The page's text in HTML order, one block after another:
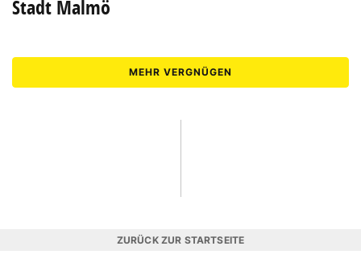
Stadt Malmö
MEHR VERGNÜGEN
ZURÜCK ZUR STARTSEITE